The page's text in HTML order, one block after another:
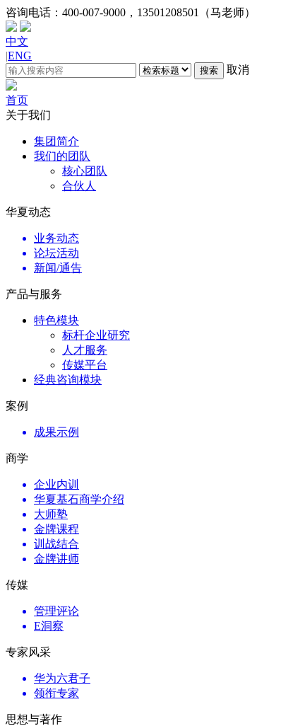
咨询电话： 400-007-9000，13501208501（马老师）
中文
|ENG
搜索 取消
首页
关于我们
集团简介
我们的团队
核心团队
合伙人
华夏动态
业务动态
论坛活动
新闻/通告
产品与服务
特色模块
标杆企业研究
人才服务
传媒平台
经典咨询模块
案例
成果示例
商学
企业内训
华夏基石商学介绍
大师塾
金牌课程
训战结合
金牌讲师
传媒
管理评论
E洞察
专家风采
华为六君子
领衔专家
思想与著作